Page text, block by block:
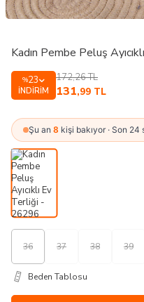
Kadın Pembe Peluş
%23
İNDIRIM
172,26TL
131,99 TL
Şu an 8 kişi bakıyor · Son 24
36 37 38 39
Beden Tablosu